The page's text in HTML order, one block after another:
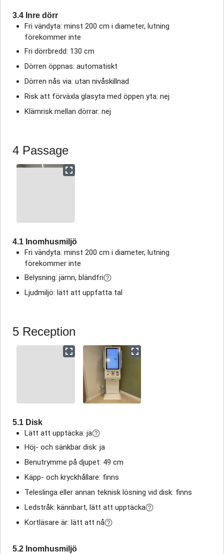
3.4 Inre dörr
Fri vändyta: minst 200 cm i diameter, lutning
förekommer inte
Fri dörrbredd: 130 cm
Dörren öppnas: automatiskt
Dörren nås via: utan nivåskillnad
Risk att förväxla glasyta med öppen yta: nej
Klämrisk mellan dörrar: nej
4 Passage
4.1 Inomhusmiljö
Fri vändyta: minst 200 cm i diameter, lutning
förekommer inte
Belysning: jämn, bländfri
Ljudmiljö: lätt att uppfatta tal
5 Reception
5.1 Disk
Lätt att upptäcka: ja
Höj- och sänkbar disk: ja
Benutrymme på djupet: 49 cm
Käpp- och kryckhållare: finns
Teleslinga eller annan teknisk lösning vid disk: finns
Ledstråk: kännbart, lätt att upptäcka
Kortläsare är: lätt att nå
5.2 Inomhusmiljö